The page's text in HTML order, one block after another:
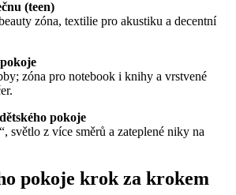
(teen)
zóna, textilie pro akustiku a decentní
zóna pro notebook i knihy a vrstvené
pokoje
světlo z více směrů a zateplené niky na
pokoje krok za krokem